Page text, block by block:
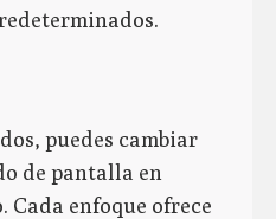
puedes cambiar
de pantalla en
Cada enfoque ofrece